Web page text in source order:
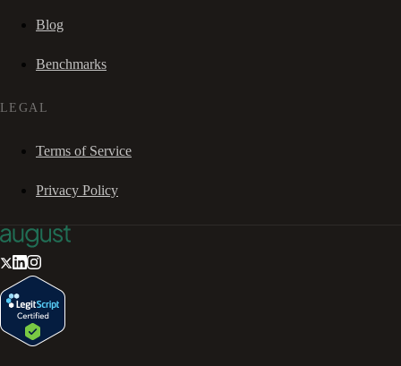
Blog
Benchmarks
LEGAL
Terms of Service
Privacy Policy